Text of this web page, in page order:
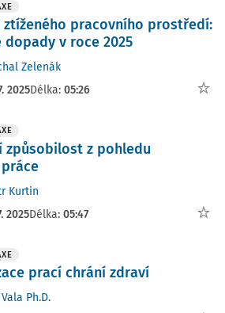
ztíženého pracovního prostředí:
v roce 2025
Zelenák
2025Délka: 05:26
způsobilost z pohledu
Kurtin
2025Délka: 05:47
prací chrání zdraví
Ph.D.